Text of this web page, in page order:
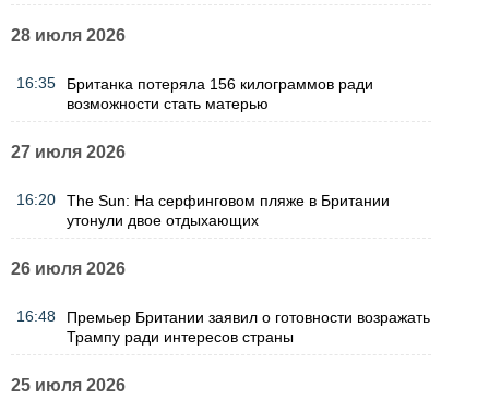
28 июля 2026
16:35
Британка потеряла 156 килограммов ради
возможности стать матерью
27 июля 2026
16:20
The Sun: На серфинговом пляже в Британии
утонули двое отдыхающих
26 июля 2026
16:48
Премьер Британии заявил о готовности возражать
Трампу ради интересов страны
25 июля 2026